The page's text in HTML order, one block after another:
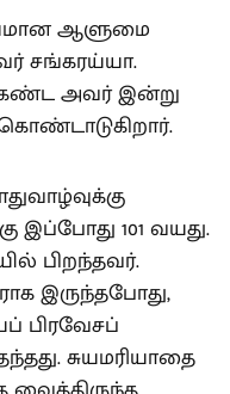
ஆளுமை
சங்கரய்யா.
அவர் இன்று
இப்போது 101 வயது.
பிறந்தவர்.
இருந்தபோது,
பிரவேசப்
சுயமரியாதை